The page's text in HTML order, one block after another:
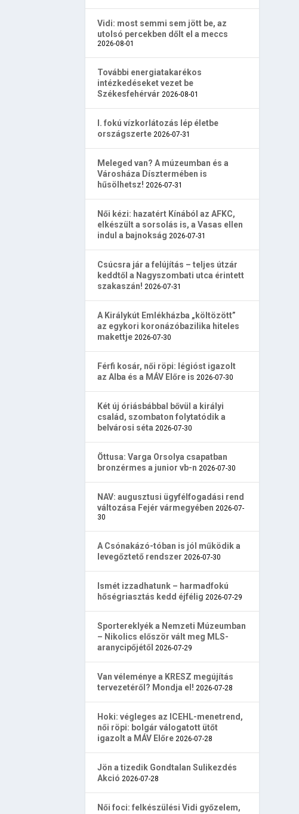
Vidi: most semmi sem jött be, az
utolsó percekben dőlt el a meccs
2026-08-01
További energiatakarékos
intézkedéseket vezet be
Székesfehérvár 2026-08-01
I. fokú vízkorlátozás lép életbe
országszerte 2026-07-31
Meleged van? A múzeumban és a
Városháza Dísztermében is
hűsölhetsz! 2026-07-31
Női kézi: hazatért Kínából az AFKC,
elkészült a sorsolás is, a Vasas ellen
indul a bajnokság 2026-07-31
Csúcsra jár a felújítás – teljes útzár
keddtől a Nagyszombati utca érintett
szakaszán! 2026-07-31
A Királykút Emlékházba „költözött”
az egykori koronázóbazilika hiteles
makettje 2026-07-30
Férfi kosár, női röpi: légióst igazolt
az Alba és a MÁV Előre is 2026-07-30
Két új óriásbábbal bővül a királyi
család, szombaton folytatódik a
belvárosi séta 2026-07-30
Öttusa: Varga Orsolya csapatban
bronzérmes a junior vb-n 2026-07-30
NAV: augusztusi ügyfélfogadási rend
változása Fejér vármegyében 2026-07-
30
A Csónakázó-tóban is jól működik a
levegőztető rendszer 2026-07-30
Ismét izzadhatunk – harmadfokú
hőségriasztás kedd éjfélig 2026-07-29
Sportereklyék a Nemzeti Múzeumban
– Nikolics először vált meg MLS-
aranycipőjétől 2026-07-29
Van véleménye a KRESZ megújítás
tervezetéről? Mondja el! 2026-07-28
Hoki: végleges az ICEHL-menetrend,
női röpi: bolgár válogatott ütőt
igazolt a MÁV Előre 2026-07-28
Jön a tizedik Gondtalan Sulikezdés
Akció 2026-07-28
Női foci: felkészülési Vidi győzelem,